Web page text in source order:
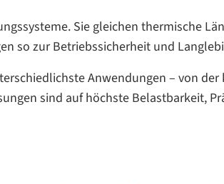
Sie gleichen thermische
so zur Betriebssicherheit und
Anwendungen – von der
sind auf höchste Belastbarkeit,